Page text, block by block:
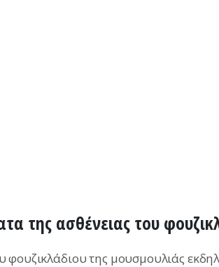
της ασθένειας του
της μουσμουλιάς